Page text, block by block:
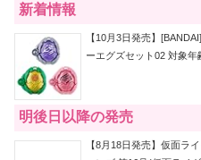
新着情報
【10月3日発売】
ーエグズセット02 対象年
明後日以降の発売
【8月18日発売】仮面ラ